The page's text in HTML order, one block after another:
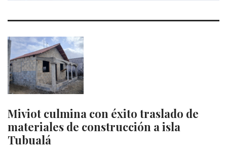
Miviot culmina con éxito traslado de
materiales de construcción a isla
Tubualá